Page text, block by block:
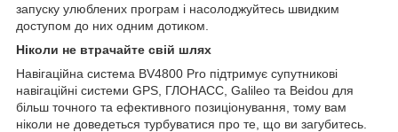
запуску улюблених програм і насолоджуйтесь швидким
доступом до них одним дотиком.
Ніколи не втрачайте свій шлях
Навігаційна система BV4800 Pro підтримує супутникові
навігаційні системи GPS, ГЛОНАСС, Galileo та Beidou для
більш точного та ефективного позиціонування, тому вам
ніколи не доведеться турбуватися про те, що ви загубитесь.